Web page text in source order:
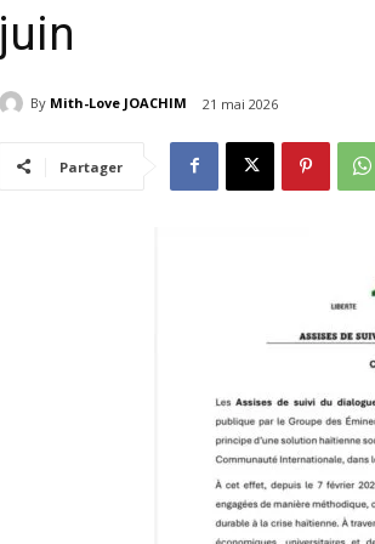
juin
By Mith-Love JOACHIM 21 mai 2026
Partager